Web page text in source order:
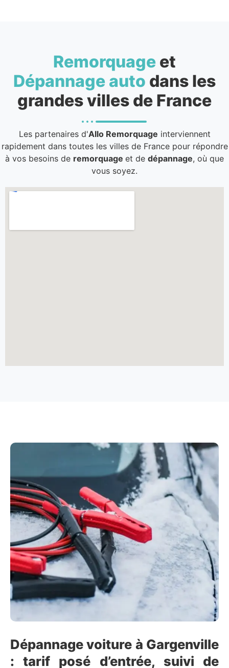
Remorquage et
Dépannage auto dans les
grandes villes de France
Les partenaires d'Allo Remorquage interviennent
rapidement dans toutes les villes de France pour répondre
à vos besoins de remorquage et de dépannage, où que
vous soyez.
Dépannage voiture à Gargenville
: tarif posé d’entrée, suivi de